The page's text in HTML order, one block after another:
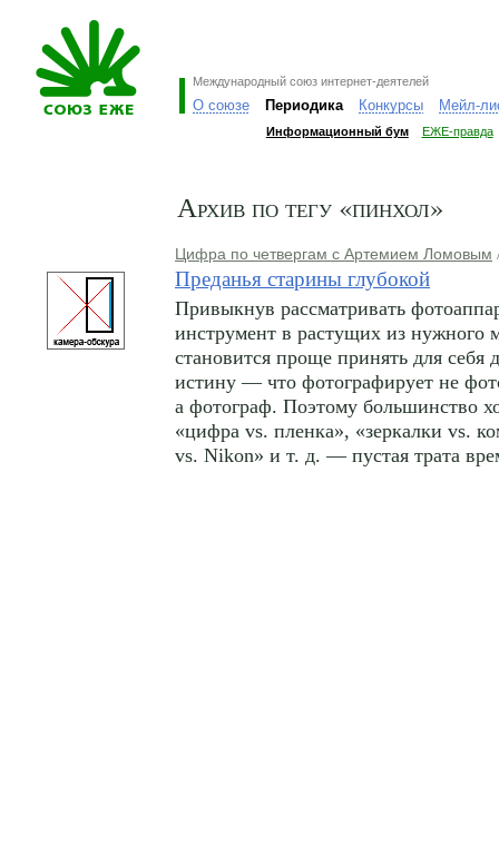
Международный союз интернет-деятелей
О союзе Периодика Конкурсы Мейл-
Информационный бум ЕЖЕ-правда
Архив по тегу «пинхол»
Цифра по четвергам с Артемием Ломовым
Преданья старины глубокой
Привыкнув рассматривать
инструмент в растущих из нужного
становится проще принять для себя
истину — что фотографирует не
а фотограф. Поэтому большинство
«цифра vs. пленка», «зеркалки vs.
vs. Nikon» и т. д. — пустая трата